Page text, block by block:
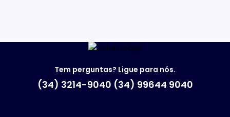
Tem perguntas? Ligue para nós.
(34) 3214-9040 (34) 99644 9040